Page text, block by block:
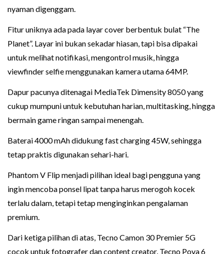
nyaman digenggam.
Fitur uniknya ada pada layar cover berbentuk bulat “The
Planet”. Layar ini bukan sekadar hiasan, tapi bisa dipakai
untuk melihat notifikasi, mengontrol musik, hingga
viewfinder selfie menggunakan kamera utama 64MP.
Dapur pacunya ditenagai MediaTek Dimensity 8050 yang
cukup mumpuni untuk kebutuhan harian, multitasking, hingga
bermain game ringan sampai menengah.
Baterai 4000 mAh didukung fast charging 45W, sehingga
tetap praktis digunakan sehari-hari.
Phantom V Flip menjadi pilihan ideal bagi pengguna yang
ingin mencoba ponsel lipat tanpa harus merogoh kocek
terlalu dalam, tetapi tetap menginginkan pengalaman
premium.
Dari ketiga pilihan di atas, Tecno Camon 30 Premier 5G
cocok untuk fotografer dan content creator, Tecno Pova 6